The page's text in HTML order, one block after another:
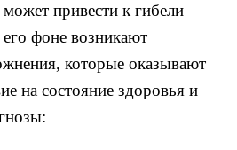
может привести к гибели
фоне возникают
которые оказывают
на состояние здоровья и